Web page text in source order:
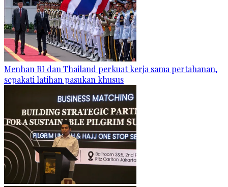
Menhan RI dan Thailand perkuat kerja sama pertahanan,
sepakati latihan pasukan khusus